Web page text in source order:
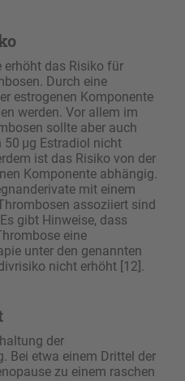
erhöht das Risiko für
Durch eine
estrogenen Komponente
werden. Vor allem im
sollte aber auch
50 µg Estradiol nicht
ist das Risiko von der
Komponente abhängig.
mit einem
assoziiert sind
gibt Hinweise, dass
eine
unter den genannten
nicht erhöht [12].
der
Bei etwa einem Drittel der
zu einem raschen